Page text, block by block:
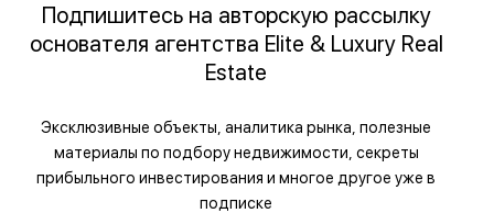
Подпишитесь на авторскую рассылку
основателя агентства Elite & Luxury Real
Estate
Эксклюзивные объекты, аналитика рынка, полезные
материалы по подбору недвижимости, секреты
прибыльного инвестирования и многое другое уже в
подписке